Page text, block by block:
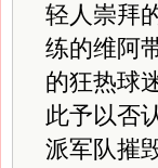
轻人崇拜
练的维阿
的狂热球
此予以否
派军队摧